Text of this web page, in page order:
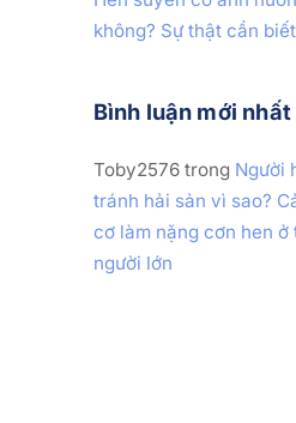
không? Sự thật cần biết
Bình luận mới nhất
Toby2576trong Người
tránh hải sản vì sao?
cơ làm nặng cơn hen ở
người lớn